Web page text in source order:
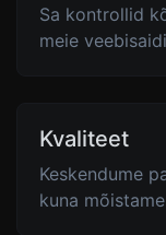
Sa kontrollid
meie
Kvaliteet
Keskendume
kuna